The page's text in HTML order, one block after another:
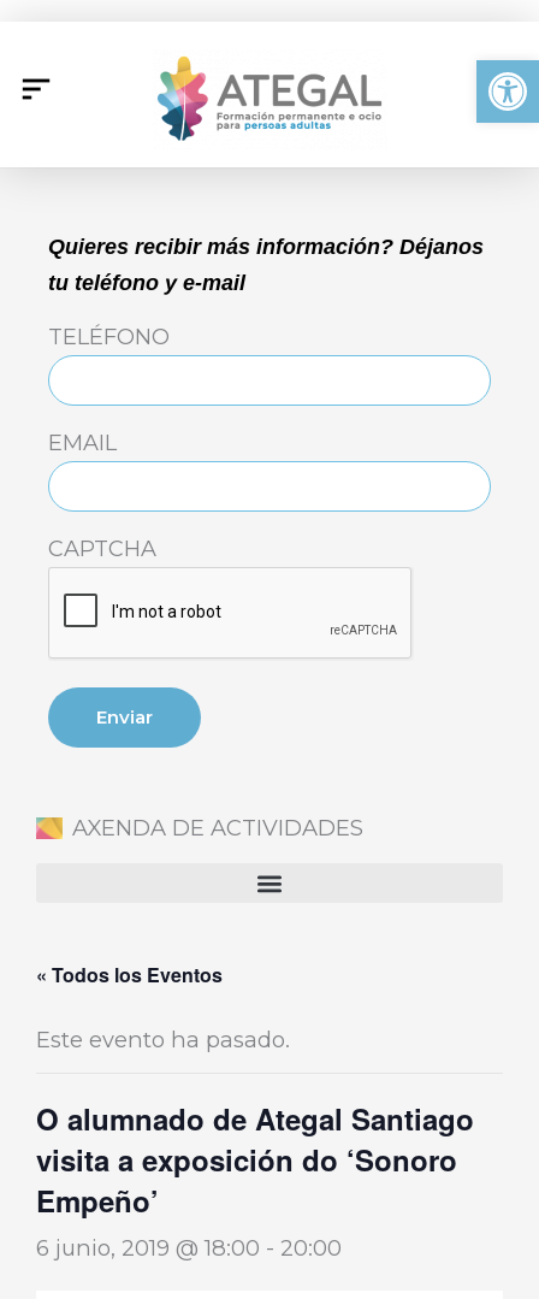
contenido
Quieres recibir más información? Déjanos
tu teléfono y e-mail
TELÉFONO
EMAIL
CAPTCHA
AXENDA DE ACTIVIDADES
« Todos los Eventos
Este evento ha pasado.
O alumnado de Ategal Santiago
visita a exposición do ‘Sonoro
Empeño’
6 junio, 2019 @ 18:00 - 20:00